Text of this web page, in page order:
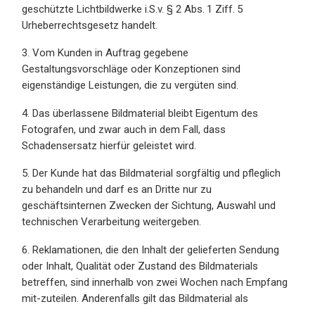
geschützte Lichtbildwerke i.S.v. § 2 Abs. 1 Ziff. 5
Urheberrechtsgesetz handelt.
3. Vom Kunden in Auftrag gegebene
Gestaltungsvorschläge oder Konzeptionen sind
eigenständige Leistungen, die zu vergüten sind.
4. Das überlassene Bildmaterial bleibt Eigentum des
Fotografen, und zwar auch in dem Fall, dass
Schadensersatz hierfür geleistet wird.
5. Der Kunde hat das Bildmaterial sorgfältig und pfleglich
zu behandeln und darf es an Dritte nur zu
geschäftsinternen Zwecken der Sichtung, Auswahl und
technischen Verarbeitung weitergeben.
6. Reklamationen, die den Inhalt der gelieferten Sendung
oder Inhalt, Qualität oder Zustand des Bildmaterials
betreffen, sind innerhalb von zwei Wochen nach Empfang
mit-zuteilen. Anderenfalls gilt das Bildmaterial als